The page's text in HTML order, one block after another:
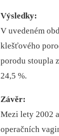
Výsledky:
V uvedeném
klešťového
porodu stoupla
24,5 %.
Závěr:
Mezi lety 2002
operačních